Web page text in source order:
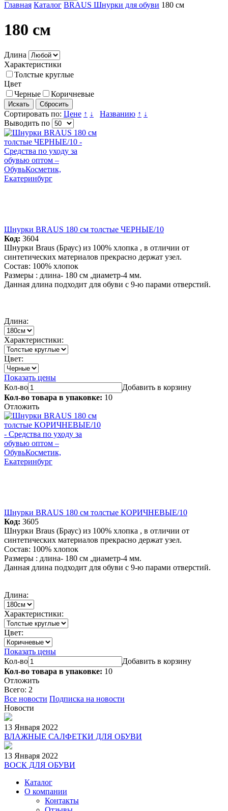
Главная Каталог BRAUS Шнурки для обуви 180 см
180 см
Длина
Характеристики
Толстые круглые
Цвет
Черные
Коричневые
Сбросить
Сортировать по: Цене ↑ ↓ Названию ↑ ↓
Выводить по
Шнурки BRAUS 180 см толстые ЧЕРНЫЕ/10
Код: 3604
Шнурки Braus (Браус) из 100% хлопка , в отличии от
синтетических материалов прекрасно держат узел.
Состав: 100% хлопок
Размеры : длина- 180 см ,диаметр-4 мм.
Данная длина подходит для обуви с 9-ю парами отверстий.
Длина:
Характеристики:
Цвет:
Показать цены
Кол-во
Добавить в корзину
Кол-во товара в упаковке: 10
Отложить
Шнурки BRAUS 180 см толстые КОРИЧНЕВЫЕ/10
Код: 3605
Шнурки Braus (Браус) из 100% хлопка , в отличии от
синтетических материалов прекрасно держат узел.
Состав: 100% хлопок
Размеры : длина- 180 см ,диаметр-4 мм.
Данная длина подходит для обуви с 9-ю парами отверстий.
Длина:
Характеристики:
Цвет:
Показать цены
Кол-во
Добавить в корзину
Кол-во товара в упаковке: 10
Отложить
Всего: 2
Все новости Подписка на новости
Новости
13 Января 2022
ВЛАЖНЫЕ САЛФЕТКИ ДЛЯ ОБУВИ
13 Января 2022
ВОСК ДЛЯ ОБУВИ
Каталог
О компании
Контакты